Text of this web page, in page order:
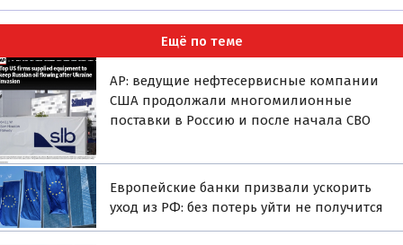
Ещё по теме
AP: ведущие нефтесервисные компании
США продолжали многомилионные
поставки в Россию и после начала СВО
Европейские банки призвали ускорить
уход из РФ: без потерь уйти не получится